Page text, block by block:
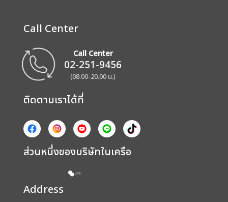
Call Center
Call Center
02-251-9456
(08.00-20.00 น.)
ติดตามเราได้ที่
ส่วนหนึ่งของบริษัทในเครือ
Address